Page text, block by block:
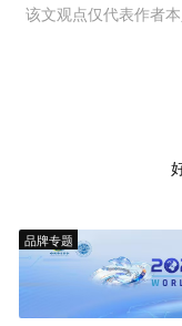
该文观点仅代表作者
品牌专题